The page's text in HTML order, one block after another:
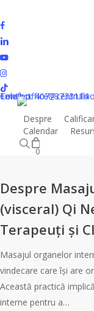
to
main
content
facebook
linkedin
youtube
instagram
tiktok
Inchiriere sali
Contact
Telefon: 40773733114
Email:
Despre
Calendar
search
0
Tag
Despre
Masajul
Organelor
Interne
Despre
(visceral) Qi
Terapeuți și
Masajul organelor
vindecare care își are
Această practică
interne pentru a…